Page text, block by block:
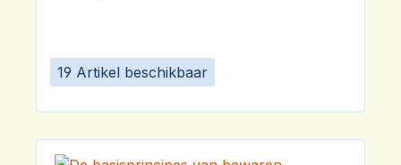
19 Artikel beschikbaar